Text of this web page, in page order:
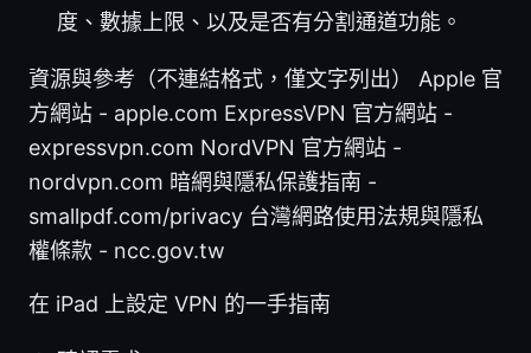
度、數據上限、以及是否有分割通道功能。
資源與參考（不連結格式，僅文字列出） Apple 官
方網站 - apple.com ExpressVPN 官方網站 -
expressvpn.com NordVPN 官方網站 -
nordvpn.com 暗網與隱私保護指南 -
smallpdf.com/privacy 台灣網路使用法規與隱私
權條款 - ncc.gov.tw
在 iPad 上設定 VPN 的一手指南